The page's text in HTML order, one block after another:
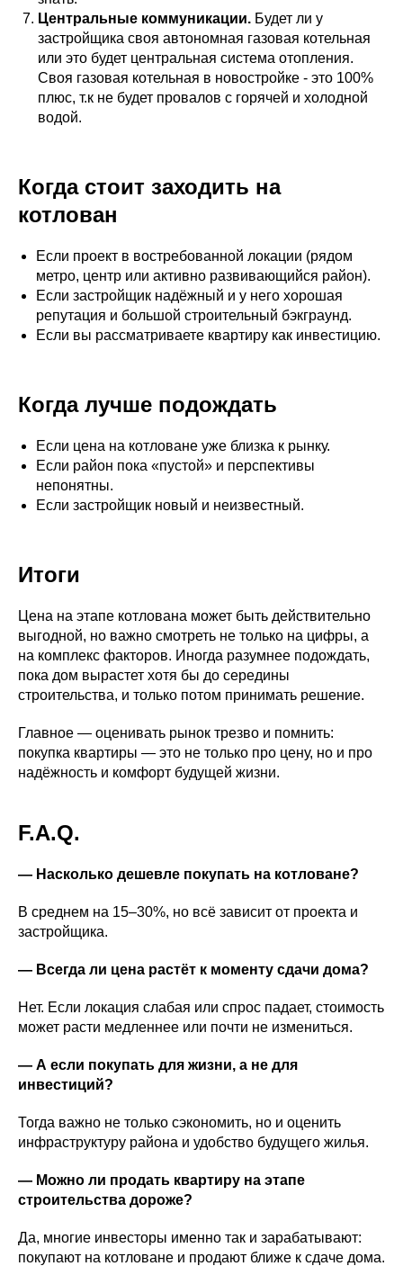
Центральные коммуникации. Будет ли у
застройщика своя автономная газовая котельная
или это будет центральная система отопления.
Своя газовая котельная в новостройке - это 100%
плюс, т.к не будет провалов с горячей и холодной
водой.
Когда стоит заходить на
котлован
Если проект в востребованной локации (рядом
метро, центр или активно развивающийся район).
Если застройщик надёжный и у него хорошая
репутация и большой строительный бэкграунд.
Если вы рассматриваете квартиру как инвестицию.
Когда лучше подождать
Если цена на котловане уже близка к рынку.
Если район пока «пустой» и перспективы
непонятны.
Если застройщик новый и неизвестный.
Итоги
Цена на этапе котлована может быть действительно
выгодной, но важно смотреть не только на цифры, а
на комплекс факторов. Иногда разумнее подождать,
пока дом вырастет хотя бы до середины
строительства, и только потом принимать решение.
Главное — оценивать рынок трезво и помнить:
покупка квартиры — это не только про цену, но и про
надёжность и комфорт будущей жизни.
F.A.Q.
— Насколько дешевле покупать на котловане?
В среднем на 15–30%, но всё зависит от проекта и
застройщика.
— Всегда ли цена растёт к моменту сдачи дома?
Нет. Если локация слабая или спрос падает, стоимость
может расти медленнее или почти не измениться.
— А если покупать для жизни, а не для
инвестиций?
Тогда важно не только сэкономить, но и оценить
инфраструктуру района и удобство будущего жилья.
— Можно ли продать квартиру на этапе
строительства дороже?
Да, многие инвесторы именно так и зарабатывают:
покупают на котловане и продают ближе к сдаче дома.